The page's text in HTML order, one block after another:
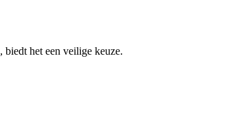
, biedt het een veilige keuze.